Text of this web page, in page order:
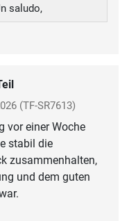
saludo,
(TF-SR7613)
vor einer Woche
stabil die
zusammenhalten,
und dem guten